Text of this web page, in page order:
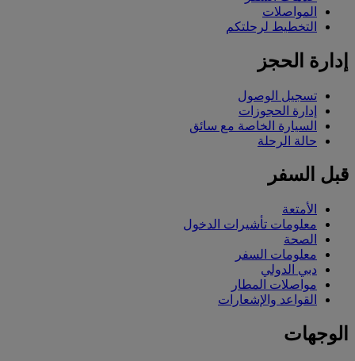
المواصلات
التخطيط لرحلتكم
إدارة الحجز
تسجيل الوصول
إدارة الحجوزات
السيارة الخاصة مع سائق
حالة الرحلة
قبل السفر
الأمتعة
معلومات تأشيرات الدخول
الصحة
معلومات السفر
دبي الدولي
مواصلات المطار
القواعد والإشعارات
الوجهات